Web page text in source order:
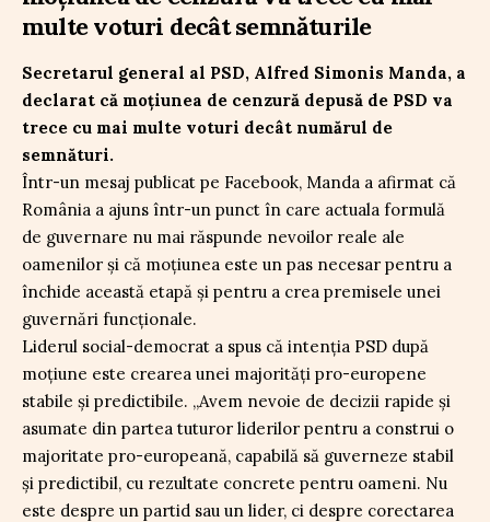
multe voturi decât semnăturile
Secretarul general al PSD, Alfred Simonis Manda, a
declarat că moțiunea de cenzură depusă de PSD va
trece cu mai multe voturi decât numărul de
semnături.
Într-un mesaj publicat pe Facebook, Manda a afirmat că
România a ajuns într-un punct în care actuala formulă
de guvernare nu mai răspunde nevoilor reale ale
oamenilor și că moțiunea este un pas necesar pentru a
închide această etapă și pentru a crea premisele unei
guvernări funcționale.
Liderul social-democrat a spus că intenția PSD după
moțiune este crearea unei majorități pro-europene
stabile și predictibile. „Avem nevoie de decizii rapide și
asumate din partea tuturor liderilor pentru a construi o
majoritate pro-europeană, capabilă să guverneze stabil
și predictibil, cu rezultate concrete pentru oameni. Nu
este despre un partid sau un lider, ci despre corectarea